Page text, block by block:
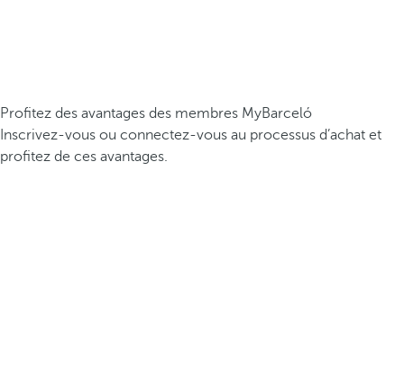
Profitez des avantages des membres MyBarceló
Inscrivez-vous ou connectez-vous au processus d’achat et
profitez de ces avantages.